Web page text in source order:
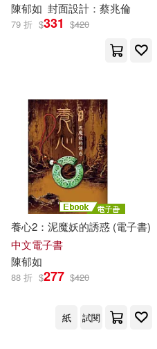
陳郁如 封面設計：蔡兆倫
79 折 $331 $420
養心2：泥魔妖的誘惑 (電子書)
中文電子書
陳郁如
88 折 $277 $420
紙 試閱